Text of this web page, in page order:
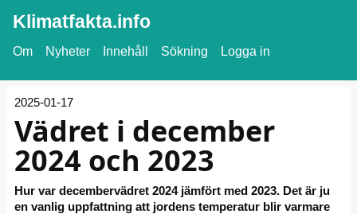
Klimatfakta.info
Om Nyheter Innehåll Sökning Logga in
2025-01-17
Vädret i december
2024 och 2023
Hur var decembervädret 2024 jämfört med 2023. Det är ju
en vanlig uppfattning att jordens temperatur blir varmare